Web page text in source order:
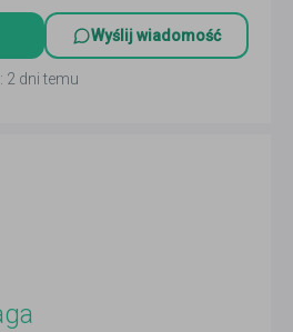
Wyślij wiadomość
2 dni temu